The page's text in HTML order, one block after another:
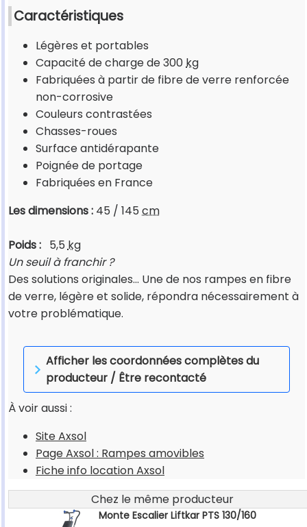
Caractéristiques
Légères et portables
Capacité de charge de 300kg
Fabriquées à partir de fibre de verre renforcée
non-corrosive
Couleurs contrastées
Chasses-roues
Surface antidérapante
Poignée de portage
Fabriquées en France
Les dimensions : 45 / 145 cm
Poids : 5,5kg
Un seuil à franchir ?
Des solutions originales... Une de nos rampes en fibre
de verre, légère et solide, répondra nécessairement à
votre problématique.
Afficher les coordonnées complètes du
producteur / Être recontacté
À voir aussi :
Site Axsol
Page Axsol : Rampes amovibles
Fiche info location Axsol
Chez le même producteur
Monte Escalier Liftkar PTS 130/160